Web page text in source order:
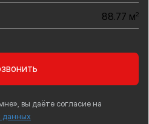
88.77 м2
вы даёте согласие на
данных